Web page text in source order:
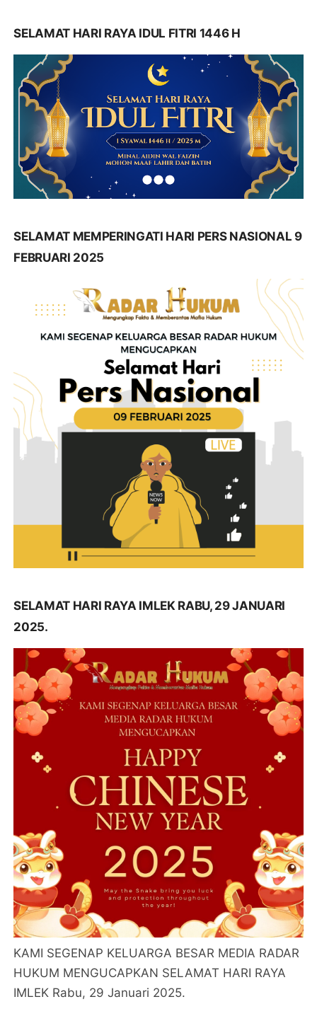
SELAMAT HARI RAYA IDUL FITRI 1446 H
SELAMAT MEMPERINGATI HARI PERS NASIONAL 9
FEBRUARI 2025
SELAMAT HARI RAYA IMLEK RABU, 29 JANUARI
2025.
KAMI SEGENAP KELUARGA BESAR MEDIA RADAR
HUKUM MENGUCAPKAN SELAMAT HARI RAYA
IMLEK Rabu, 29 Januari 2025.